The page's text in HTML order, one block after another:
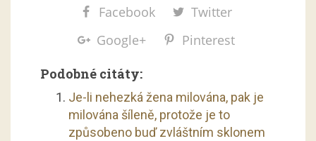
Facebook
Twitter
Google+
Pinterest
Podobné citáty:
Je-li nehezká žena milována, pak je
milována šíleně, protože je to
způsobeno buď zvláštním sklonem